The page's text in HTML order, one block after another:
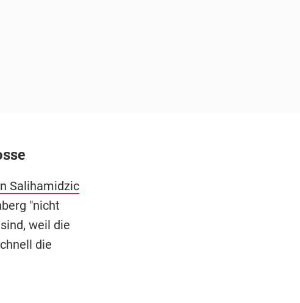
Salihamidzic
"nicht
weil die
die